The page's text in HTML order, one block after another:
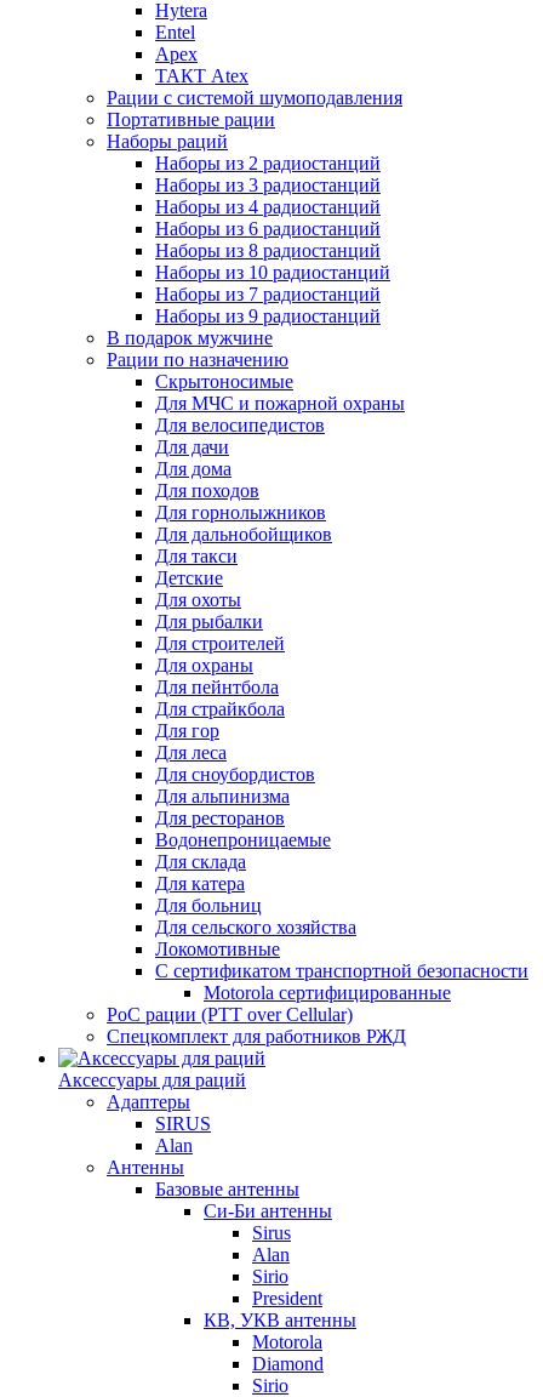
Hytera
Entel
Apex
ТАКТ Atex
Рации с системой шумоподавления
Портативные рации
Наборы раций
Наборы из 2 радиостанций
Наборы из 3 радиостанций
Наборы из 4 радиостанций
Наборы из 6 радиостанций
Наборы из 8 радиостанций
Наборы из 10 радиостанций
Наборы из 7 радиостанций
Наборы из 9 радиостанций
В подарок мужчине
Рации по назначению
Скрытоносимые
Для МЧС и пожарной охраны
Для велосипедистов
Для дачи
Для дома
Для походов
Для горнолыжников
Для дальнобойщиков
Для такси
Детские
Для охоты
Для рыбалки
Для строителей
Для охраны
Для пейнтбола
Для страйкбола
Для гор
Для леса
Для сноубордистов
Для альпинизма
Для ресторанов
Водонепроницаемые
Для склада
Для катера
Для больниц
Для сельского хозяйства
Локомотивные
С сертификатом транспортной безопасности
Motorola сертифицированные
PoC рации (PTT over Cellular)
Спецкомплект для работников РЖД
Аксессуары для раций
Адаптеры
SIRUS
Alan
Антенны
Базовые антенны
Си-Би антенны
Sirus
Alan
Sirio
President
КВ, УКВ антенны
Motorola
Diamond
Sirio